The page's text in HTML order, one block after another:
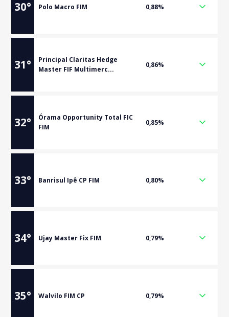
30° Polo Macro FIM 0,88%
31°
Principal Claritas Hedge
Master FIF Multimerc...
0,86%
32°
Órama Opportunity Total FIC
FIM
0,85%
33° Banrisul Ipê CP FIM 0,80%
34° Ujay Master Fix FIM 0,79%
35° Walvilo FIM CP 0,79%